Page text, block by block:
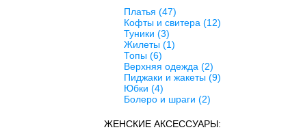
Платья (47)
Кофты и свитера (12)
Туники (3)
Жилеты(1)
Топы(6)
Верхняя одежда (2)
Пиджаки и жакеты(9)
Юбки (4)
Болеро и шраги (2)
ЖЕНСКИЕ АКСЕССУАРЫ: